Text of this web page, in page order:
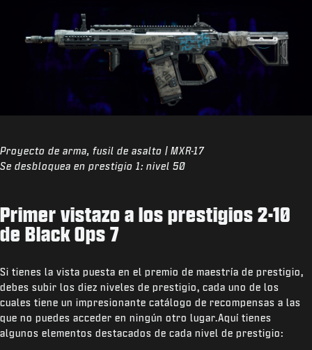
Proyecto de arma, fusil de asalto | MXR-17
Se desbloquea en prestigio 1: nivel 50
Primer vistazo a los prestigios 2-10
de Black Ops 7
Si tienes la vista puesta en el premio de maestría de prestigio,
debes subir los diez niveles de prestigio, cada uno de los
cuales tiene un impresionante catálogo de recompensas a las
que no puedes acceder en ningún otro lugar.Aquí tienes
algunos elementos destacados de cada nivel de prestigio: